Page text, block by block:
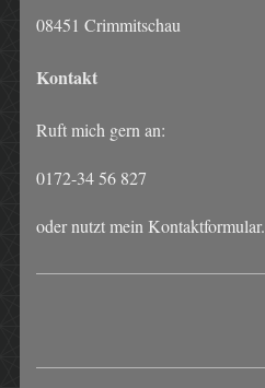
08451 Crimmitschau
Kontakt
Ruft mich gern an:
0172-34 56 827
oder nutzt mein Kontaktformular.